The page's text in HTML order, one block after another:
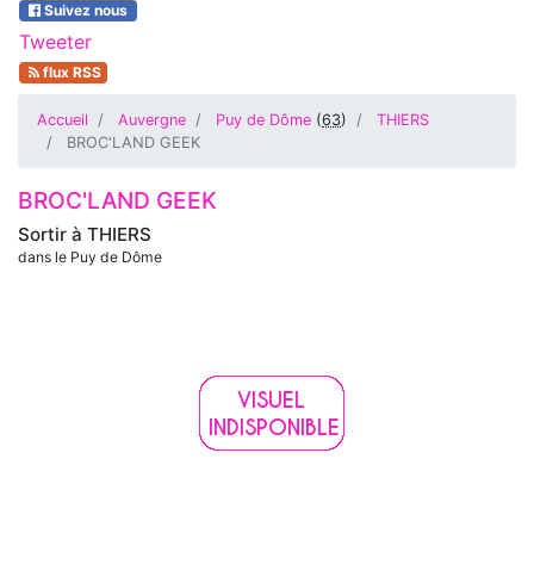
Suivez nous
Tweeter
flux RSS
Accueil Auvergne Puy de Dôme (63)
THIERS
BROC'LAND GEEK
Sortir à THIERS
dans le Puy de Dôme
BROC'LAND GEEK